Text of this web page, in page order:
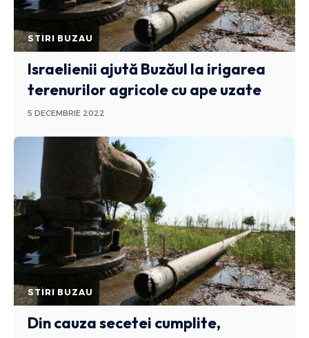
STIRI BUZAU
Israelienii ajută Buzăul la irigarea
terenurilor agricole cu ape uzate
5 DECEMBRIE 2022
STIRI BUZAU
Din cauza secetei cumplite,